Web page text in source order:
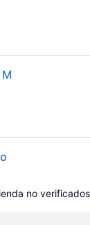
no